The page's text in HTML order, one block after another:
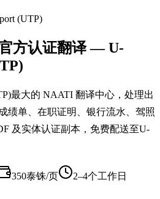
(UTP)
方认证翻译 — U-
最大的 NAATI 翻译中心，处理出
绩单、在职证明、银行流水、驾照
及实体认证副本，免费配送至U-
350泰铢/页 2–4个工作日